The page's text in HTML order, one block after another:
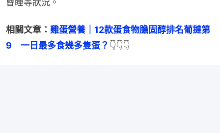
昏睡等狀況。
相關文章： 雞蛋營養｜12款蛋食物膽固醇排名葡撻第
9　一日最多食幾多隻蛋？ 👇👇👇